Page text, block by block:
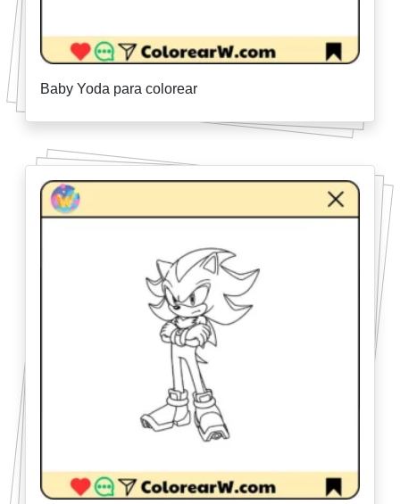
Baby Yoda para colorear